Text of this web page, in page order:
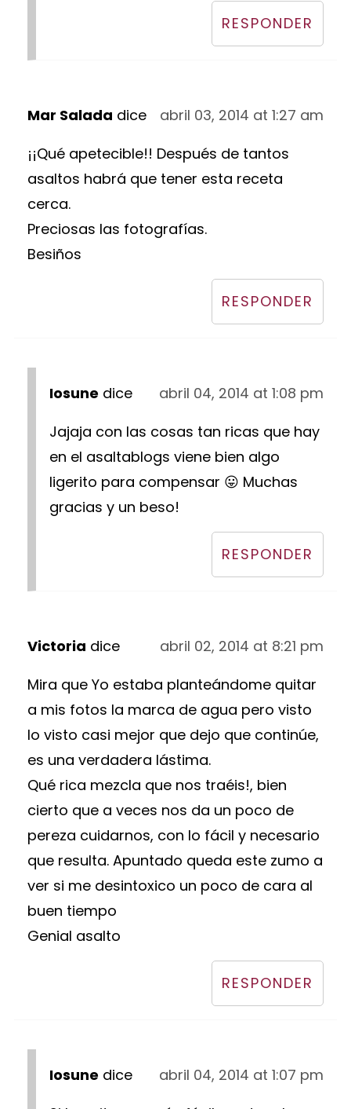
RESPONDER
Mar Salada dice
abril 03, 2014 at 1:27 am
¡¡Qué apetecible!! Después de tantos
asaltos habrá que tener esta receta
cerca.
Preciosas las fotografías.
Besiños
RESPONDER
Iosune dice
abril 04, 2014 at 1:08 pm
Jajaja con las cosas tan ricas que hay
en el asaltablogs viene bien algo
ligerito para compensar 😛 Muchas
gracias y un beso!
RESPONDER
Victoria dice
abril 02, 2014 at 8:21 pm
Mira que Yo estaba planteándome quitar
a mis fotos la marca de agua pero visto
lo visto casi mejor que dejo que continúe,
es una verdadera lástima.
Qué rica mezcla que nos traéis!, bien
cierto que a veces nos da un poco de
pereza cuidarnos, con lo fácil y necesario
que resulta. Apuntado queda este zumo a
ver si me desintoxico un poco de cara al
buen tiempo
Genial asalto
RESPONDER
Iosune dice
abril 04, 2014 at 1:07 pm